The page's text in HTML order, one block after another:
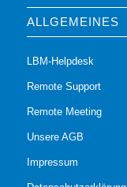
ALLGEMEINES
LBM-Helpdesk
Remote Support
Remote Meeting
Unsere AGB
Impressum